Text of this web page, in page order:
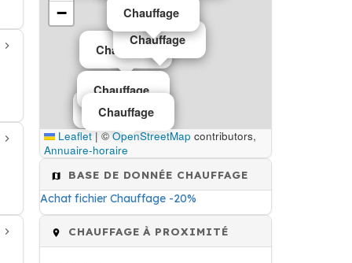
Chauffage
Chauffage
Chauffage
Chauffage
Chauffage
Chauffage
−
Leaflet |©OpenStreetMap contributors,
Annuaire-horaire
BASE DE DONNÉE CHAUFFAGE
Achat fichier Chauffage -20%
CHAUFFAGE À PROXIMITÉ